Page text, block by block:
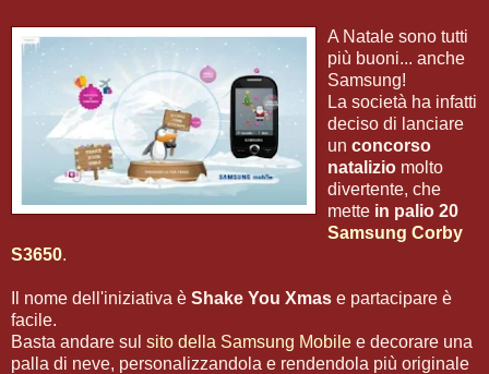
A Natale sono tutti
più buoni... anche
Samsung!
La società ha infatti
deciso di lanciare
un concorso
natalizio molto
divertente, che
mette in palio 20
Samsung Corby
S3650.
Il nome dell'iniziativa è Shake You Xmas e partacipare è
facile.
Basta andare sul sito della Samsung Mobile e decorare una
palla di neve, personalizzandola e rendendola più originale